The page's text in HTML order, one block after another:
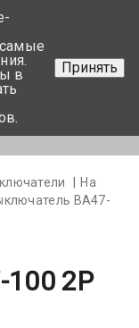
17-350-99-56
+375 44-752-82-08
Задать вопрос
На
ВА47-
2Р
в
Принять